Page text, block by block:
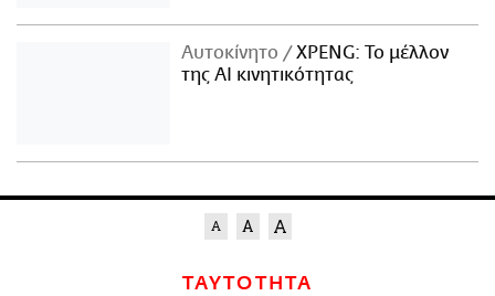
Αυτοκίνητο
XPENG: Το μέλλον
της AI κινητικότητας
ΤΑΥΤΟΤΗΤΑ